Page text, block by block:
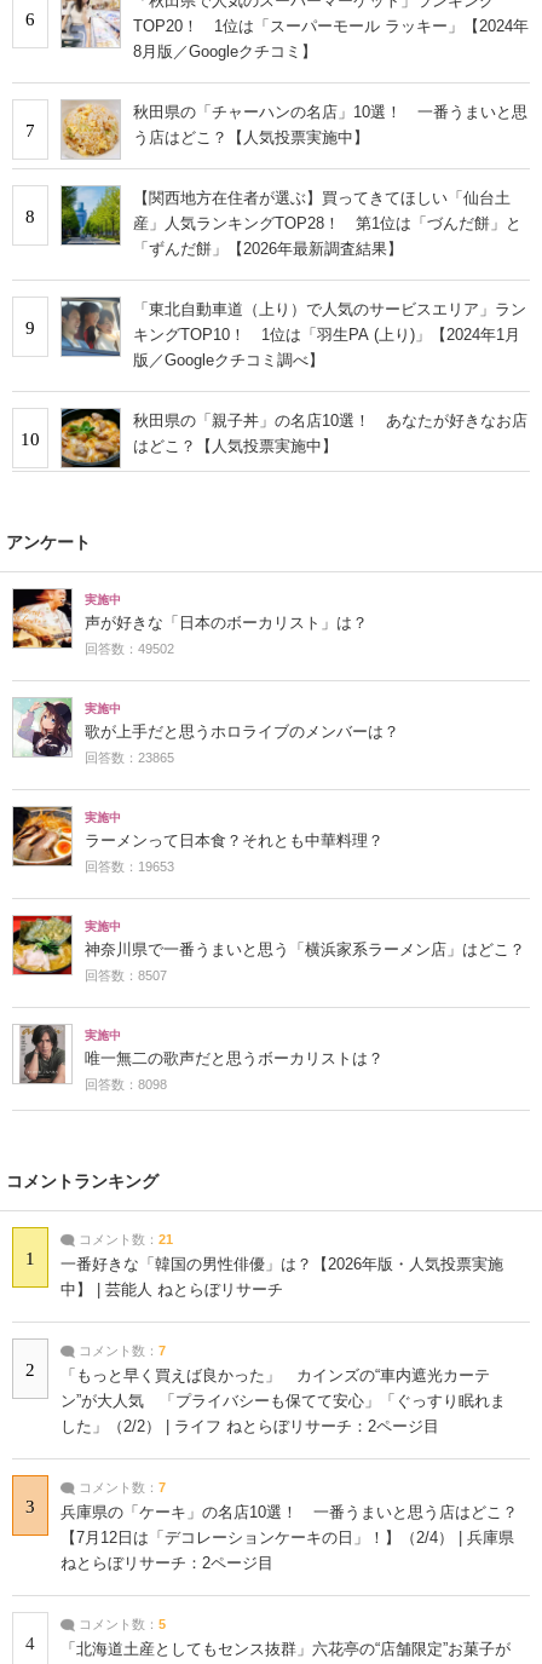
6
TOP20！ 1位は「スーパーモール ラッキー」【2024年
8月版／Googleクチコミ】
7
秋田県の「チャーハンの名店」10選！ 一番うまいと思
う店はどこ？【人気投票実施中】
8
【関西地方在住者が選ぶ】買ってきてほしい「仙台土
産」人気ランキングTOP28！ 第1位は「づんだ餅」と
「ずんだ餅」【2026年最新調査結果】
9
「東北自動車道（上り）で人気のサービスエリア」ラン
キングTOP10！ 1位は「羽生PA (上り)」【2024年1月
版／Googleクチコミ調べ】
10
秋田県の「親子丼」の名店10選！ あなたが好きなお店
はどこ？【人気投票実施中】
アンケート
実施中
声が好きな「日本のボーカリスト」は？
回答数：49502
実施中
歌が上手だと思うホロライブのメンバーは？
回答数：23865
実施中
ラーメンって日本食？それとも中華料理？
回答数：19653
実施中
神奈川県で一番うまいと思う「横浜家系ラーメン店」はどこ？
回答数：8507
実施中
唯一無二の歌声だと思うボーカリストは？
回答数：8098
コメントランキング
1
コメント数： 21
一番好きな「韓国の男性俳優」は？【2026年版・人気投票実施
中】 | 芸能人 ねとらぼリサーチ
2
コメント数： 7
「もっと早く買えば良かった」 カインズの“車内遮光カーテ
ン”が大人気 「プライバシーも保てて安心」「ぐっすり眠れま
した」（2/2） | ライフ ねとらぼリサーチ：2ページ目
3
コメント数： 7
兵庫県の「ケーキ」の名店10選！ 一番うまいと思う店はどこ？
【7月12日は「デコレーションケーキの日」！】（2/4） | 兵庫県
ねとらぼリサーチ：2ページ目
4
コメント数： 5
「北海道土産としてもセンス抜群」六花亭の“店舗限定”お菓子が